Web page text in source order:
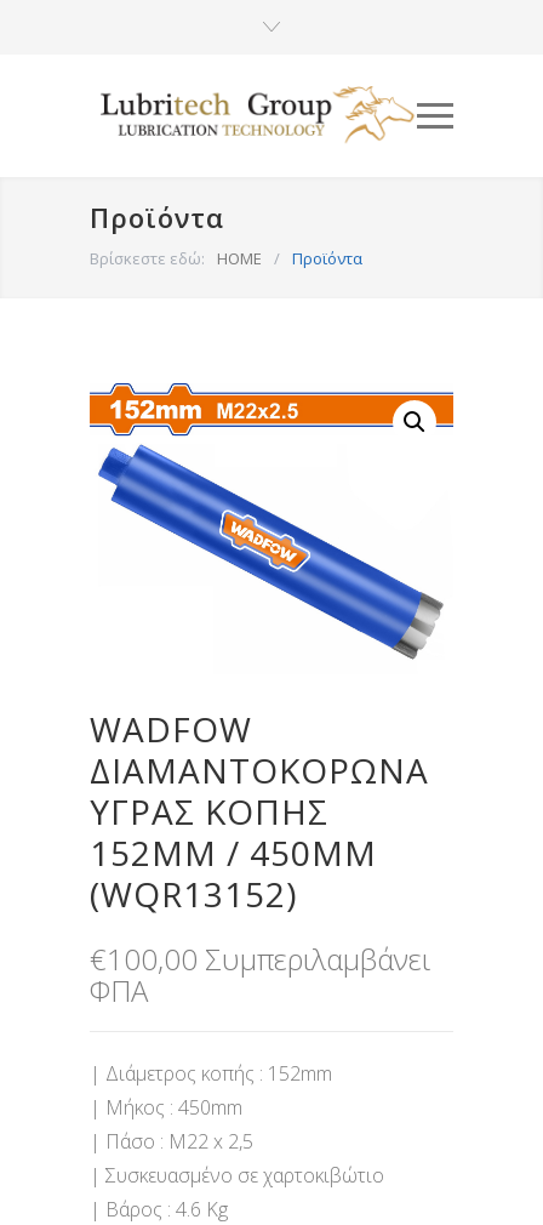
Προϊόντα
Βρίσκεστε εδώ: HOME / Προϊόντα
WADFOW
ΔΙΑΜΑΝΤΟΚΟΡΩΝΑ
ΥΓΡΑΣ ΚΟΠΗΣ
152MM / 450MM
(WQR13152)
€100,00 Συμπεριλαμβάνει
ΦΠΑ
| Διάμετρος κοπής : 152mm
| Μήκος : 450mm
| Πάσο : M22 x 2,5
| Συσκευασμένο σε χαρτοκιβώτιο
| Βάρος : 4.6 Kg